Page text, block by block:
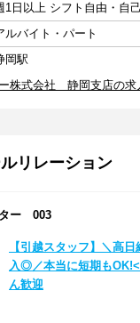
1日以上 シフト自由・自
ルバイト・パート
岡駅
株式会社 静岡支店の求
リレーション
ター 003
【引越スタッフ】＼高
入◎／本当に短期も
ん歓迎